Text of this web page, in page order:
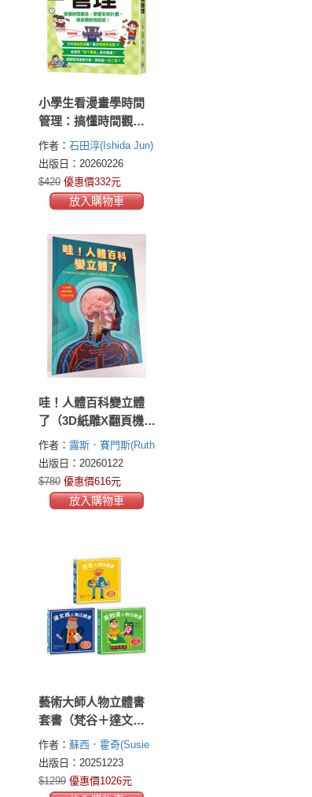
小學生看漫畫學時間
管理：搞懂時間觀
念，學會安排計畫，
徹底擺脫拖延症！
作者： 石田淳(Ishida Jun)
出版日：20260226
$420 優惠價332元
放入購物車
哇！人體百科變立體
了（3D紙雕X翻頁機關
X互動科普書，從外層
皮膚到內部器官，層
層探索人體深處，就
像身歷其境的解剖
課）
作者： 露斯．賽門斯(Ruth
Symons)
出版日：20260122
$780 優惠價616元
放入購物車
藝術大師人物立體書
套書（梵谷＋達文西
＋芙烈達，驚喜多層
次翻頁，藝術家生平
＋經典名畫，美學素
養從小養成）
作者： 蘇西．霍奇(Susie
Hodge) 艾莉絲．哈爾曼
(Alice Harman)
出版日：20251223
$1299 優惠價1026元